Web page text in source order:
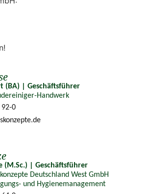
(BA) | Geschäftsführer
Handwerk
92-0
(M.Sc.) | Geschäftsführer
Deutschland West GmbH
und Hygienemanagement